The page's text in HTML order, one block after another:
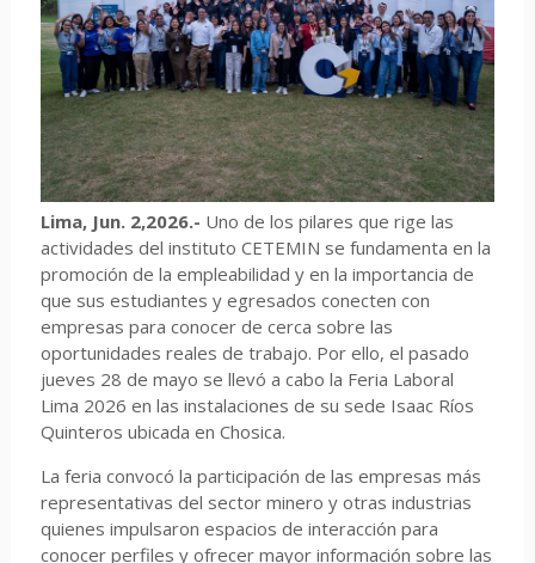
Lima, Jun. 2,2026.- Uno de los pilares que rige las
actividades del instituto CETEMIN se fundamenta en la
promoción de la empleabilidad y en la importancia de
que sus estudiantes y egresados conecten con
empresas para conocer de cerca sobre las
oportunidades reales de trabajo. Por ello, el pasado
jueves 28 de mayo se llevó a cabo la Feria Laboral
Lima 2026 en las instalaciones de su sede Isaac Ríos
Quinteros ubicada en Chosica.
La feria convocó la participación de las empresas más
representativas del sector minero y otras industrias
quienes impulsaron espacios de interacción para
conocer perfiles y ofrecer mayor información sobre las